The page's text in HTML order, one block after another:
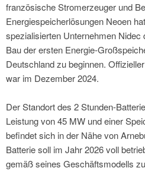
französische Stromerzeuger und
Energiespeicherlösungen Neoen
spezialisierten Unternehmen Nidec
Bau der ersten Energie-
Deutschland zu beginnen.
war im Dezember 2024.
Der Standort des 2 Stunden-
Leistung von 45 MW und einer
befindet sich in der Nähe von
Batterie soll im Jahr 2026 voll
gemäß seines Geschäftsmodells